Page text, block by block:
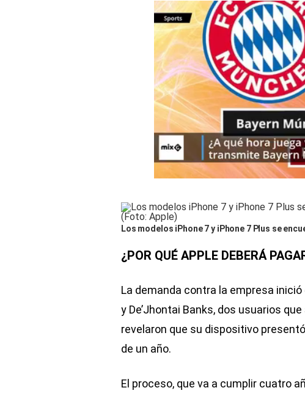
Los modelos iPhone 7 y iPhone 7 Plus se
¿POR QUÉ APPLE DEBERÁ
La demanda contra la empresa
y De’Jhontai Banks, dos usuarios
revelaron que su dispositivo
de un año.
El proceso, que va a cumplir cuatro